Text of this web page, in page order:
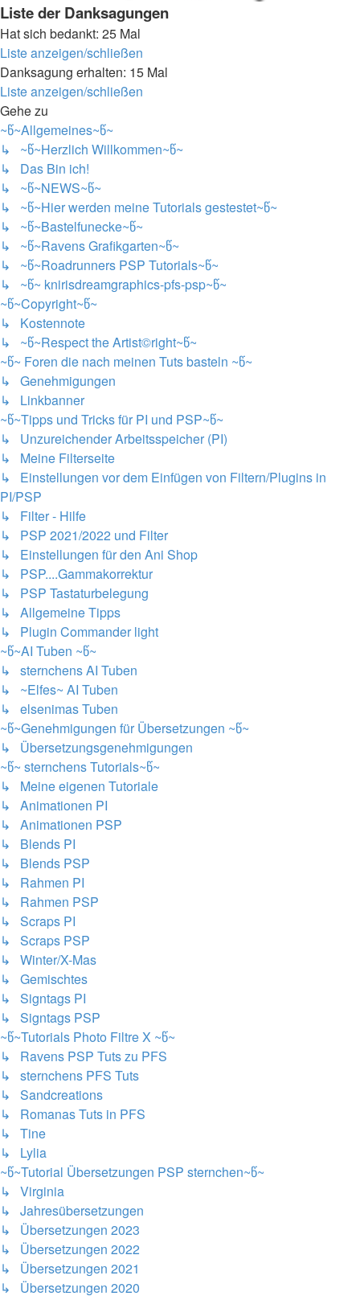
Liste der Danksagungen
Hat sich bedankt: 25 Mal
Liste anzeigen/schließen
Danksagung erhalten: 15 Mal
Liste anzeigen/schließen
Gehe zu
~წ~Allgemeines~წ~
↳ ~წ~Herzlich Willkommen~წ~
↳ Das Bin ich!
↳ ~წ~NEWS~წ~
↳ ~წ~Hier werden meine Tutorials gestestet~წ~
↳ ~წ~Bastelfunecke~წ~
↳ ~წ~Ravens Grafikgarten~წ~
↳ ~წ~Roadrunners PSP Tutorials~წ~
↳ ~წ~ knirisdreamgraphics-pfs-psp~წ~
~წ~Copyright~წ~
↳ Kostennote
↳ ~წ~Respect the Artist©right~წ~
~წ~ Foren die nach meinen Tuts basteln ~წ~
↳ Genehmigungen
↳ Linkbanner
~წ~Tipps und Tricks für PI und PSP~წ~
↳ Unzureichender Arbeitsspeicher (PI)
↳ Meine Filterseite
↳ Einstellungen vor dem Einfügen von Filtern/Plugins in
PI/PSP
↳ Filter - Hilfe
↳ PSP 2021/2022 und Filter
↳ Einstellungen für den Ani Shop
↳ PSP....Gammakorrektur
↳ PSP Tastaturbelegung
↳ Allgemeine Tipps
↳ Plugin Commander light
~წ~AI Tuben ~წ~
↳ sternchens AI Tuben
↳ ~Elfes~ AI Tuben
↳ elsenimas Tuben
~წ~Genehmigungen für Übersetzungen ~წ~
↳ Übersetzungsgenehmigungen
~წ~ sternchens Tutorials~წ~
↳ Meine eigenen Tutoriale
↳ Animationen PI
↳ Animationen PSP
↳ Blends PI
↳ Blends PSP
↳ Rahmen PI
↳ Rahmen PSP
↳ Scraps PI
↳ Scraps PSP
↳ Winter/X-Mas
↳ Gemischtes
↳ Signtags PI
↳ Signtags PSP
~წ~Tutorials Photo Filtre X ~წ~
↳ Ravens PSP Tuts zu PFS
↳ sternchens PFS Tuts
↳ Sandcreations
↳ Romanas Tuts in PFS
↳ Tine
↳ Lylia
~წ~Tutorial Übersetzungen PSP sternchen~წ~
↳ Virginia
↳ Jahresübersetzungen
↳ Übersetzungen 2023
↳ Übersetzungen 2022
↳ Übersetzungen 2021
↳ Übersetzungen 2020